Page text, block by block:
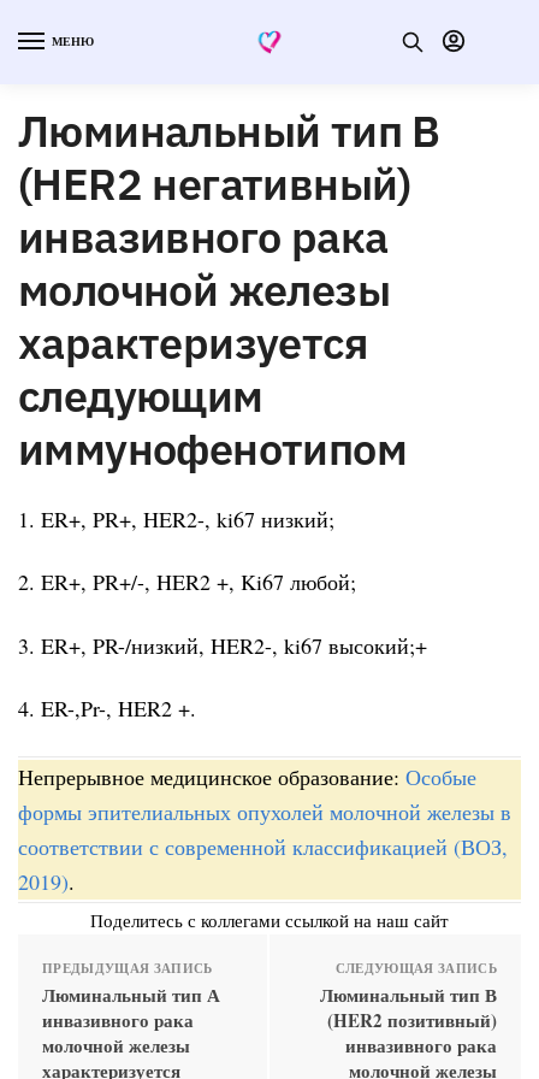
МЕНЮ
Люминальный тип В
(HER2 негативный)
инвазивного рака
молочной железы
характеризуется
следующим
иммунофенотипом
1. ER+, PR+, HER2-, ki67 низкий;
2. ER+, PR+/-, HER2 +, Ki67 любой;
3. ER+, PR-/низкий, HER2-, ki67 высокий;+
4. ER-,Pr-, HER2 +.
Непрерывное медицинское образование: Особые
формы эпителиальных опухолей молочной железы в
соответствии с современной классификацией (ВОЗ,
2019).
Поделитесь с коллегами ссылкой на наш сайт
ПРЕДЫДУЩАЯ ЗАПИСЬ
Люминальный тип А
инвазивного рака
молочной железы
характеризуется
СЛЕДУЮЩАЯ ЗАПИСЬ
Люминальный тип В
(HER2 позитивный)
инвазивного рака
молочной железы